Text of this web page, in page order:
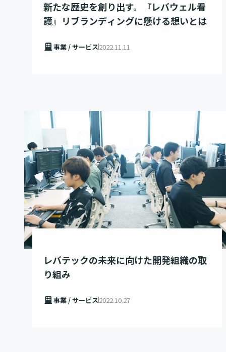
新たな歴史を創り出す。『レバウェル看
護』リブランディングに懸ける想いとは
事業 / サービス2022.11.11
レバテックの未来に向けた開発組織の取
り組み
事業 / サービス2022.10.27